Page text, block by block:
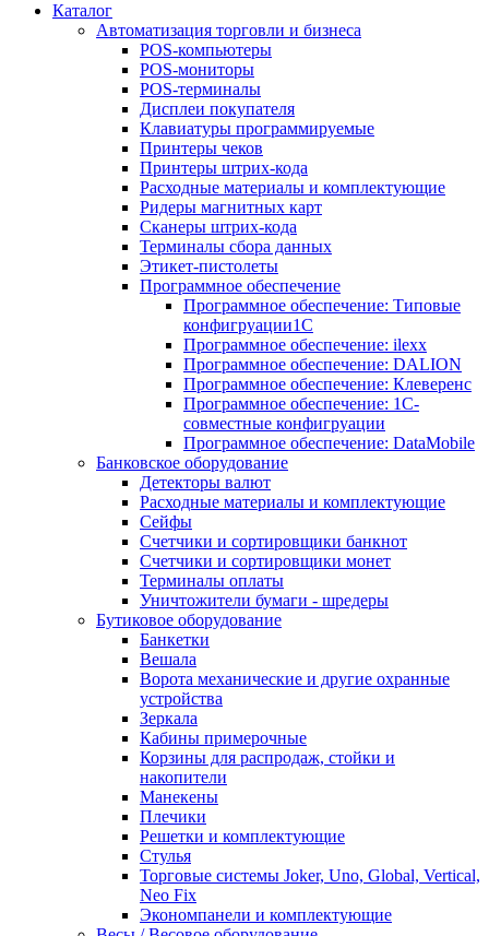
Каталог
Автоматизация торговли и бизнеса
POS-компьютеры
POS-мониторы
POS-терминалы
Дисплеи покупателя
Клавиатуры программируемые
Принтеры чеков
Принтеры штрих-кода
Расходные материалы и комплектующие
Ридеры магнитных карт
Сканеры штрих-кода
Терминалы сбора данных
Этикет-пистолеты
Программное обеспечение
Программное обеспечение: Типовые
конфигруации1С
Программное обеспечение: ilexx
Программное обеспечение: DALION
Программное обеспечение: Клеверенс
Программное обеспечение: 1С-
совместные конфигруации
Программное обеспечение: DataMobile
Банковское оборудование
Детекторы валют
Расходные материалы и комплектующие
Сейфы
Счетчики и сортировщики банкнот
Счетчики и сортировщики монет
Терминалы оплаты
Уничтожители бумаги - шредеры
Бутиковое оборудование
Банкетки
Вешала
Ворота механические и другие охранные
устройства
Зеркала
Кабины примерочные
Корзины для распродаж, стойки и
накопители
Манекены
Плечики
Решетки и комплектующие
Стулья
Торговые системы Joker, Uno, Global, Vertical,
Neo Fix
Экономпанели и комплектующие